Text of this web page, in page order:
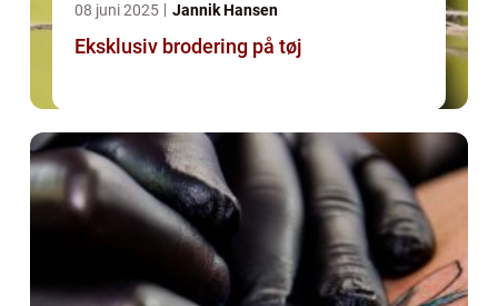
08 juni 2025 Jannik Hansen
Eksklusiv brodering på tøj